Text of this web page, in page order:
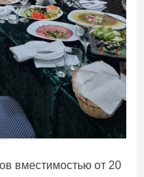
вместимостью от 20